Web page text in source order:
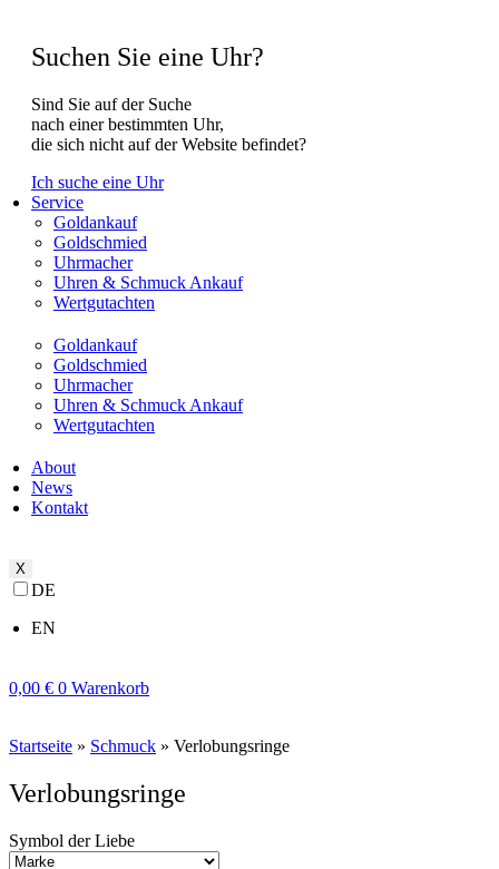
Suchen Sie eine Uhr?
Sind Sie auf der Suche
nach einer bestimmten Uhr,
die sich nicht auf der Website befindet?
Ich suche eine Uhr
Service
Goldankauf
Goldschmied
Uhrmacher
Uhren & Schmuck Ankauf
Wertgutachten
Goldankauf
Goldschmied
Uhrmacher
Uhren & Schmuck Ankauf
Wertgutachten
About
News
Kontakt
X
DE
EN
0,00 € 0 Warenkorb
Startseite » Schmuck » Verlobungsringe
Verlobungsringe
Symbol der Liebe